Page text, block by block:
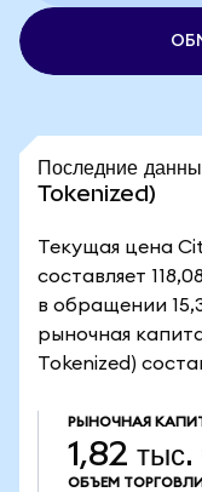
Последние
Tokenized)
Текущая цена
составляет
в обращении
рыночная
Tokenized)
РЫНОЧНАЯ
1,82
ОБЪЕМ